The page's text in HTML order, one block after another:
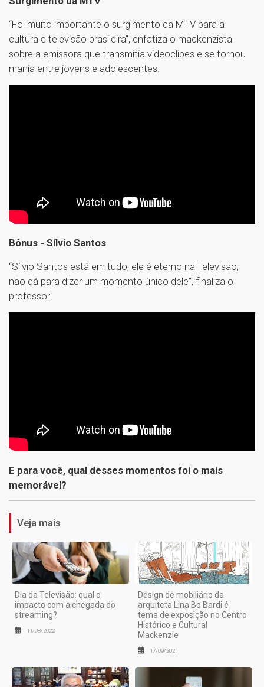
“Foi muito importante o surgimento da MTV para a
cultura e televisão brasileira”, enfatiza o mackenzista
sobre a emissora que transmitia videoclipes e se tornou
mania entre jovens e adolescentes.
Bônus - Sílvio Santos
“Sílvio Santos está em tudo, ele é eterno na Televisão,
não dá para dizer um momento único dele”, finaliza o
professor!
E para você, qual desses momentos foi o mais
memorável?
Veja mais
Dia da Televisão: qual o
impacto com a chegada do
streaming?
11/08/2022
Design de mobiliário da
arquiteta Lina Bo Bardi é
tema de exposição no Centro
Histórico e Cultural
Mackenzie
17/09/2021